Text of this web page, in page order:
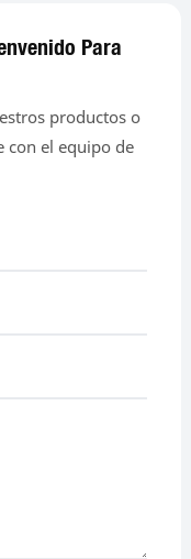
Para
productos o
con el equipo de